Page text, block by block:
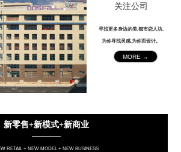
关注公司
寻找更多身边的美,都市恋人坊,
为你寻找灵感,为你而设计。
MORE →
新零售+新模式+新商业
————
RETAIL + NEW MODEL + NEW BUSINESS